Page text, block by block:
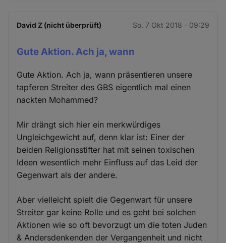
David Z (nicht überprüft) So. 7 Okt 2018 - 09:29
Gute Aktion. Ach ja, wann
Gute Aktion. Ach ja, wann präsentieren unsere
tapferen Streiter des GBS eigentlich mal einen
nackten Mohammed?
Mir drängt sich hier ein merkwürdiges
Ungleichgewicht auf, denn klar ist: Einer der
beiden Religionsstifter hat mit seinen toxischen
Ideen wesentlich mehr Einfluss auf das Leid der
Gegenwart als der andere.
Aber vielleicht spielt die Gegenwart für unsere
Streiter gar keine Rolle und es geht bei solchen
Aktionen wie so oft bevorzugt um die toten Juden
& Andersdenkenden der Vergangenheit und nicht